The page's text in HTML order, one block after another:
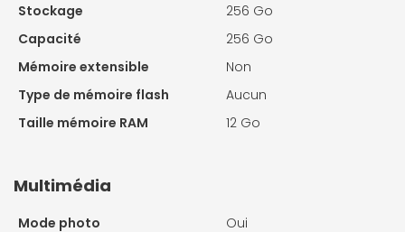
Stockage
256 Go
Capacité
256 Go
Mémoire extensible
Non
Type de mémoire flash
Aucun
Taille mémoire RAM
12 Go
Multimédia
Mode photo
Oui